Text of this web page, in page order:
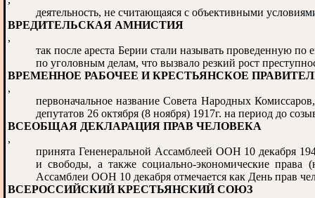
деятельность, не считающаяся с объективными
ВРЕДИТЕЛЬСКАЯ АМНИСТИЯ
,
так после ареста Берии стали называть проведенную
по уголовным делам, что вызвало резкий рост
ВРЕМЕННОЕ РАБОЧЕЕ И КРЕСТЬЯНСКОЕ
,
первоначальное название Совета Народных
депутатов 26 октября (8 ноября) 1917г. на период до
ВСЕОБЩАЯ ДЕКЛАРАЦИЯ ПРАВ ЧЕЛОВЕКА
,
принята Гененеральной Ассамблеей ООН 10 декабря
и свободы, а также социально-экономические
Ассамблеи ООН 10 декабря отмечается как День прав
ВСЕРОССИЙСКИЙ КРЕСТЬЯНСКИЙ СОЮЗ